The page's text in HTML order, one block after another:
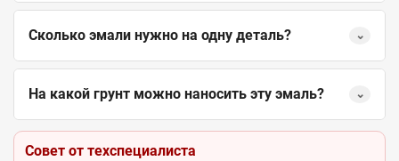
Сколько эмали нужно на одну деталь? ⌄
На какой грунт можно наносить эту эмаль? ⌄
Совет от техспециалиста